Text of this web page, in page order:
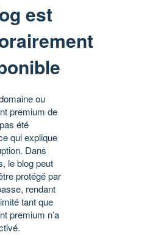
est
ou
premium de
été
qui explique
Dans
le blog peut
protégé par
rendant
tant que
premium n’a